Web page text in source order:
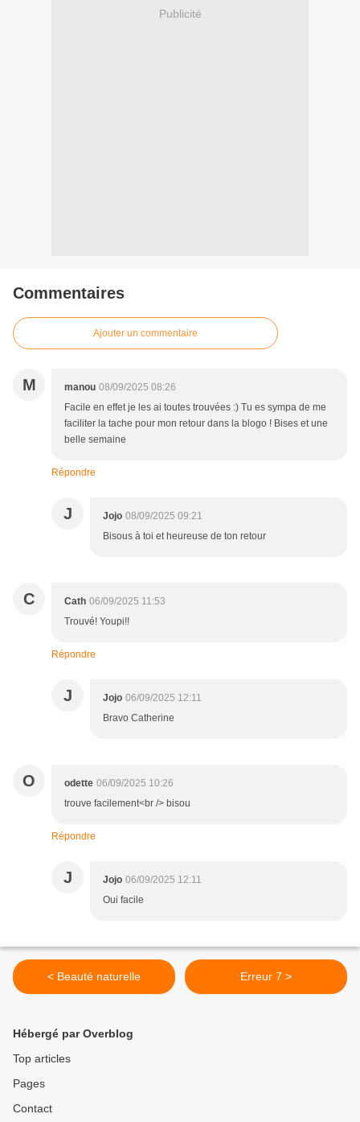
Publicité
Commentaires
Ajouter un commentaire
M manou 08/09/2025 08:26
Facile en effet je les ai toutes trouvées :) Tu es sympa de me
faciliter la tache pour mon retour dans la blogo ! Bises et une
belle semaine
Répondre
J Jojo 08/09/2025 09:21
Bisous à toi et heureuse de ton retour
C Cath 06/09/2025 11:53
Trouvé! Youpi!!
Répondre
J Jojo 06/09/2025 12:11
Bravo Catherine
O odette 06/09/2025 10:26
trouve facilement<br /> bisou
Répondre
J Jojo 06/09/2025 12:11
Oui facile
< Beauté naturelle Erreur 7 >
Hébergé par Overblog
Top articles
Pages
Contact